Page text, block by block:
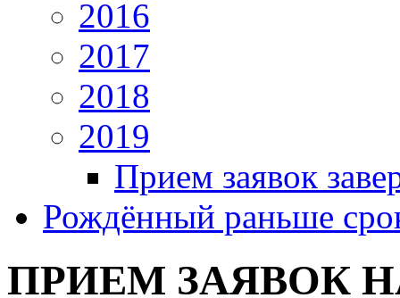
2016
2017
2018
2019
Прием заявок
Рождённый раньше
ПРИЕМ ЗАЯВОК